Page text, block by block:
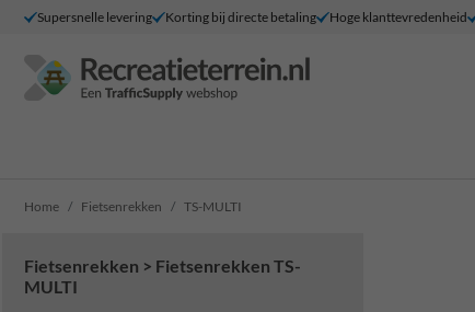
Supersnelle levering Korting bij directe betaling Hoge klanttevredenheid
Home Fietsenrekken TS-MULTI
Fietsenrekken > Fietsenrekken TS-
MULTI